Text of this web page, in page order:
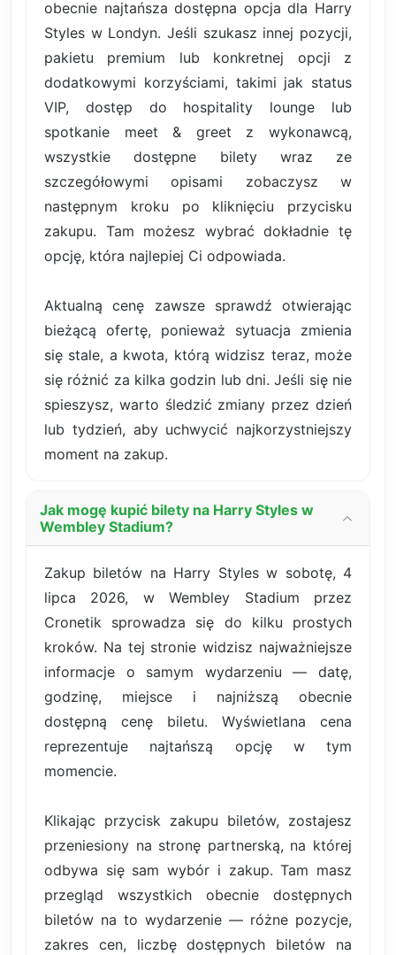
obecnie najtańsza dostępna opcja dla Harry
Styles w Londyn. Jeśli szukasz innej pozycji,
pakietu premium lub konkretnej opcji z
dodatkowymi korzyściami, takimi jak status
VIP, dostęp do hospitality lounge lub
spotkanie meet & greet z wykonawcą,
wszystkie dostępne bilety wraz ze
szczegółowymi opisami zobaczysz w
następnym kroku po kliknięciu przycisku
zakupu. Tam możesz wybrać dokładnie tę
opcję, która najlepiej Ci odpowiada.
Aktualną cenę zawsze sprawdź otwierając
bieżącą ofertę, ponieważ sytuacja zmienia
się stale, a kwota, którą widzisz teraz, może
się różnić za kilka godzin lub dni. Jeśli się nie
spieszysz, warto śledzić zmiany przez dzień
lub tydzień, aby uchwycić najkorzystniejszy
moment na zakup.
Jak mogę kupić bilety na Harry Styles w
Wembley Stadium?
Zakup biletów na Harry Styles w sobotę, 4
lipca 2026, w Wembley Stadium przez
Cronetik sprowadza się do kilku prostych
kroków. Na tej stronie widzisz najważniejsze
informacje o samym wydarzeniu — datę,
godzinę, miejsce i najniższą obecnie
dostępną cenę biletu. Wyświetlana cena
reprezentuje najtańszą opcję w tym
momencie.
Klikając przycisk zakupu biletów, zostajesz
przeniesiony na stronę partnerską, na której
odbywa się sam wybór i zakup. Tam masz
przegląd wszystkich obecnie dostępnych
biletów na to wydarzenie — różne pozycje,
zakres cen, liczbę dostępnych biletów na